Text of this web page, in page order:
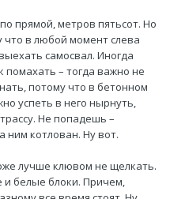
прямой, метров пятьсот. Но
что в любой момент слева
самосвал. Иногда
– тогда важно не
потому что в бетонном
успеть в него нырнуть,
Не попадешь –
ним котлован. Ну вот.
лучше клювом не щелкать.
и белые блоки. Причем,